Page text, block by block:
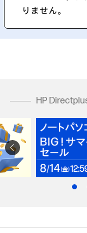
りません。
HP